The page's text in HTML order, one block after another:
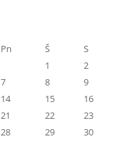
Pn Š
S
1
2
7 8
9
14 15
16
21 22
23
28 29
30